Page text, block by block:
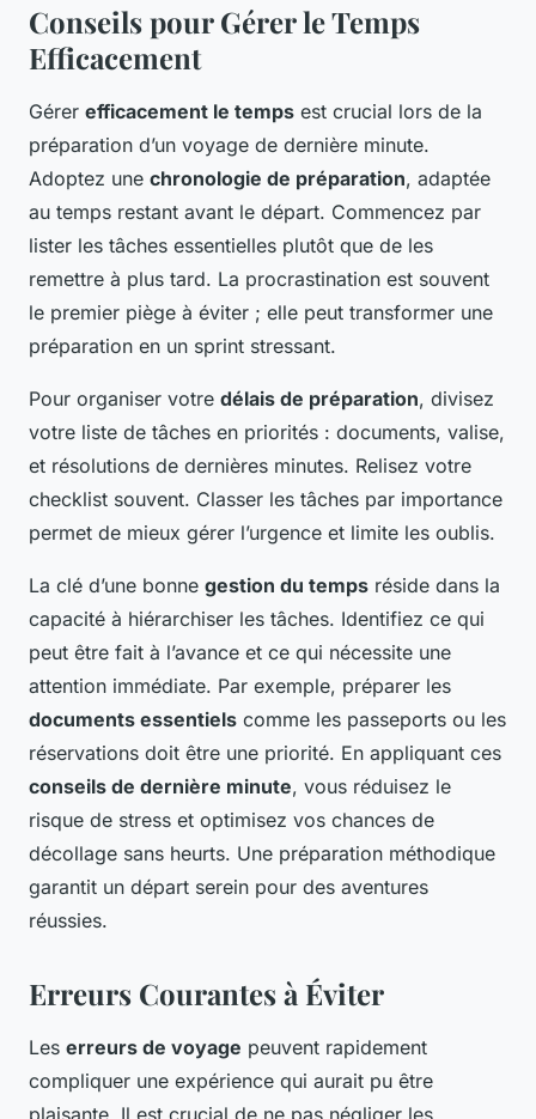
Conseils pour Gérer le Temps
Efficacement
Gérer efficacement le temps est crucial lors de la
préparation d’un voyage de dernière minute.
Adoptez une chronologie de préparation, adaptée
au temps restant avant le départ. Commencez par
lister les tâches essentielles plutôt que de les
remettre à plus tard. La procrastination est souvent
le premier piège à éviter ; elle peut transformer une
préparation en un sprint stressant.
Pour organiser votre délais de préparation, divisez
votre liste de tâches en priorités : documents, valise,
et résolutions de dernières minutes. Relisez votre
checklist souvent. Classer les tâches par importance
permet de mieux gérer l’urgence et limite les oublis.
La clé d’une bonne gestion du temps réside dans la
capacité à hiérarchiser les tâches. Identifiez ce qui
peut être fait à l’avance et ce qui nécessite une
attention immédiate. Par exemple, préparer les
documents essentiels comme les passeports ou les
réservations doit être une priorité. En appliquant ces
conseils de dernière minute, vous réduisez le
risque de stress et optimisez vos chances de
décollage sans heurts. Une préparation méthodique
garantit un départ serein pour des aventures
réussies.
Erreurs Courantes à Éviter
Les erreurs de voyage peuvent rapidement
compliquer une expérience qui aurait pu être
plaisante. Il est crucial de ne pas négliger les